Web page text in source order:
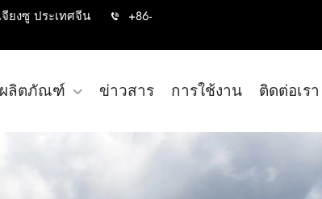
ยงซู ประเทศจีน
+86-
ผลิตภัณฑ์ ข่าวสาร การใช้งาน ติดต่อเรา